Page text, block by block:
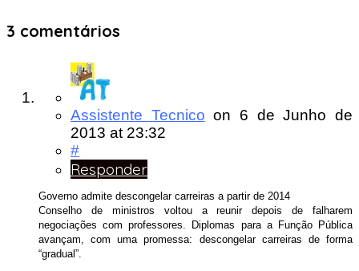
3 comentários
Assistente Tecnico on 6 de Junho de
2013 at 23:32
#
Responder
Governo admite descongelar carreiras a partir de 2014
Conselho de ministros voltou a reunir depois de falharem
negociações com professores. Diplomas para a Função Pública
avançam, com uma promessa: descongelar carreiras de forma
“gradual”.